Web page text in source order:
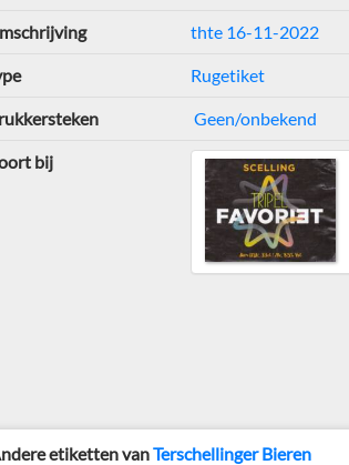
thte 16-11-2022
Rugetiket
Geen/onbekend
bij
etiketten vanTerschellinger Bieren